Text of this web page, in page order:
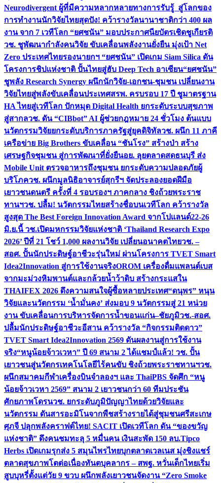
Neurodivergent ผู้ที่มีความหลากหลายทางการรับรู้ สู่โลกของ
การทำงานนักวิจัยไทยสุดปัง! คว้ารางวัลนานาชาติกว่า 400 ผล
งาน จาก 7 เวทีโลก “ยศชนัน” มอบประกาศนียบัตรเชิดชูเกียรติ
วช. ชูพัฒนากำลังคนวิจัย ขับเคลื่อนพลังงานยั่งยืน มุ่งเป้า Net
Zero ประเทศไทยรองนายกฯ “ยศชนัน” เปิดเกม Siam Silica ดัน
โครงการชิปแห่งชาติ ปั้นไทยสู่ฮับ Deep Tech อาเซียน“ยศชนัน”
ชูพลัง Research Synergy ผนึกนักวิจัย-เอกชน-ชุมชน เปลี่ยนงาน
วิจัยไทยสู่พลังขับเคลื่อนประเทศสรพ. ครบรอบ 17 ปี ชูมาตรฐาน
HA ไทยสู่เวทีโลก ปักหมุด Digital Health ยกระดับระบบสุขภาพ
สู่สากลวช. ดัน “CIBbot” AI ผู้ช่วยกฎหมาย 24 ชั่วโมง ต้นแบบ
นวัตกรรมวิจัยยกระดับบริการภาครัฐสู่ยุคดิจิทัลวช. ผนึก 11 ภาคี
เครือข่าย Big Brothers ขับเคลื่อน “ชันโรง” สร้างป่า สร้าง
เศรษฐกิจชุมชน สู่การพัฒนาที่ยั่งยืนอย. ลุยตลาดสดธนบุรี ส่ง
Mobile Unit ตรวจอาหารถึงชุมชน ยกระดับความปลอดภัยผู้
บริโภควช. ผนึกมูลนิธิอาจารย์สุกรีฯ จัดประลองยอดฝีมือ
เยาวชนดนตรี ครั้งที่ 4 รอบรองฯ ภาคกลาง ชิงถ้วยพระราช
ทานฯวช. ปลื้ม! นวัตกรรมไทยสร้างชื่อบนเวทีโลก คว้ารางวัล
สูงสุด The Best Foreign Innovation Award จากโปแลนด์22-26
มิ.ย.นี้ วช.เปิดมหกรรมวิจัยแห่งชาติ ‘Thailand Research Expo
2026’ ปีที่ 21 โชว์ 1,000 ผลงานวิจัย เปลี่ยนอนาคตไทยวช. –
สอศ. ปั้นนักประดิษฐ์อาชีวะรุ่นใหม่ ผ่านโครงการ TVET Smart
Idea2Innovation สู่การใช้งานจริงOROM เครื่องดื่มแพลนต์เบส
จากมะม่วงหิมพานต์และกล้วยน้ำว้าดิบ สร้างกระแสใน
THAIFEX 2026 ดึงความสนใจผู้ซื้อหลายประเทศ“ดนุพร” หนุน
วิจัยและนวัตกรรม ‘น้ำมั่นคง’ ส่งมอบ 9 นวัตกรรมสู่ 21 หน่วย
งาน ขับเคลื่อนการบริหารจัดการน้ำขอนแก่น–ชัยภูมิวช.-สอศ.
ปลื้มนักประดิษฐ์อาชีวะอีสาน คว้ารางวัล “กิจกรรมติดดาว”
TVET Smart Idea2Innovation 2569 ดันผลงานสู่การใช้งาน
จริง“หนูน้อยจ้าวเวหา” ปี 69 สนาม 2 ได้แชมป์แล้ว! วช. ปั้น
เยาวชนสู่นวัตกรเทคโนโลยีไร้คนขับ ชิงถ้วยพระราชทานฯวช.
ผนึกสมาคมกีฬาเครื่องบินจำลองฯ และ ThaiPBS จัดศึก “หนู
น้อยจ้าวเวหา 2569” สนาม 2 เยาวชนกว่า 60 ทีมประชัน
ศักยภาพโดรนวช. ยกระดับภูมิปัญญาไทยด้วยวิจัยและ
นวัตกรรม ดันสารอะมิโนจากพืชสร้างรายได้สู่ชุมชนศรีสะเกษ
ศุภจี ปลุกพลังคราฟต์ไทย! SACIT เปิดเวทีโลก ดัน “ของขวัญ
แห่งชาติ” ดึงคนชมทะลุ 5 หมื่นคน เงินสะพัด 150 ลบ.Tipco
Herbs เปิดเกมรุกส่ง 5 สมุนไพรไทยบุกตลาดเวลเนส มุ่งชิงแชร์
ตลาดสุขภาพโตต่อเนื่องทันตบุคลากร – สพฐ. หวั่นเด็กไทยเริ่ม
สูบบุหรี่ตั้งแต่วัย 9 ขวบ ผนึกพลังเยาวชนจัดงาน “Zero Smoke